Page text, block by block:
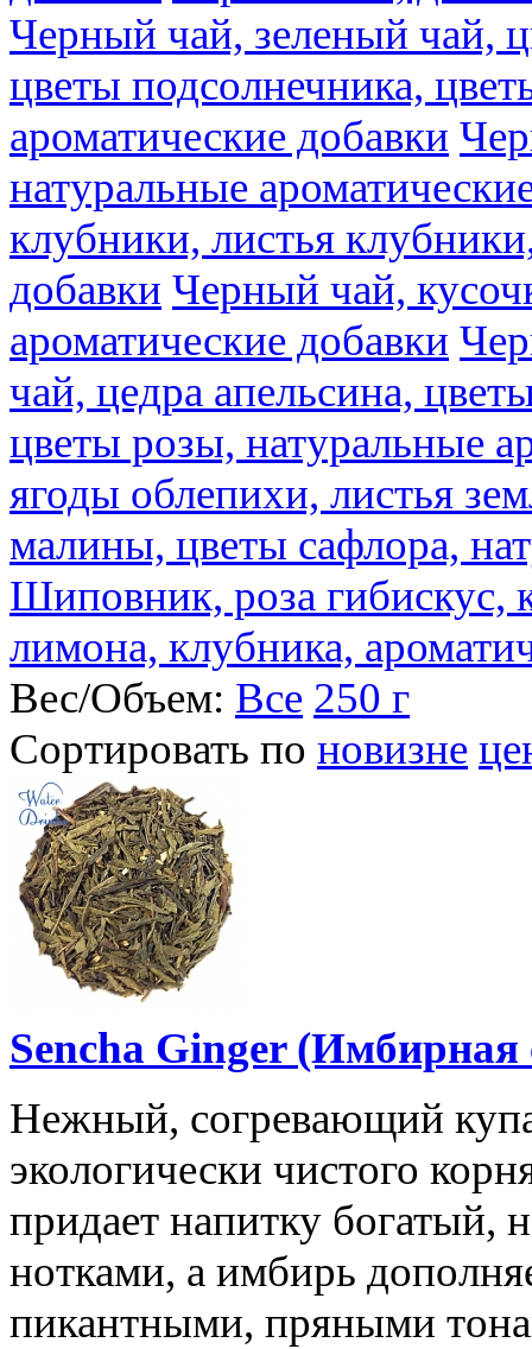
Черный чай, зеленый чай,
цветы подсолнечника,
ароматические добавки
натуральные
клубники, листья
добавки Черный чай,
ароматические добавки
чай, цедра апельсина,
цветы розы, натуральные
ягоды облепихи, листья
малины, цветы сафлора,
Шиповник, роза гибискус,
лимона, клубника,
Вес/Объем: Все 250 г
Сортировать по новизне
Sencha Ginger (Имбирная
Нежный, согревающий
экологически чистого
придает напитку богатый,
нотками, а имбирь
пикантными, пряными